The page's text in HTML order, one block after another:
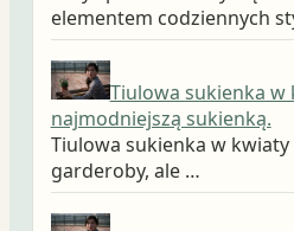
elementem codziennych
Tiulowa sukienka w
najmodniejszą sukienką.
Tiulowa sukienka w
garderoby, ale …